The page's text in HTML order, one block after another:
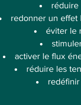
réduire
redonner un effet
éviter le
activer le flux
réduire les